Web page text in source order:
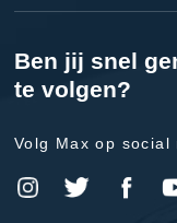
Ben jij snel
te volgen?
Volg Max op social